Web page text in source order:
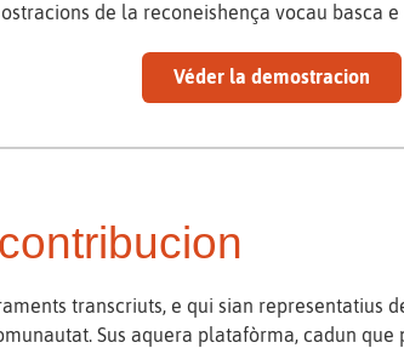
de la reconeishença vocau basca
Véder la demostracion
transcriuts, e qui sian representatius
Sus aquera platafòrma, cadun